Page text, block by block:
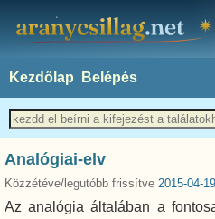
aranycsillag.net
Kezdőlap Belépés
Analógiai-elv
Közzétéve/legutóbb frissítve 2015-04-19
Az analógia általában a